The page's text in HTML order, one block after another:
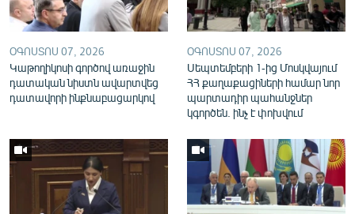
ՕԳՈՍՏՈՍ 07, 2026
Կաթողիկոսի գործով առաջին
դատական նիստն ավարտվեց
դատավորի ինքնաբացարկով
ՕԳՈՍՏՈՍ 07, 2026
Սեպտեմբերի 1-ից Մոսկվայում
ՀՀ քաղաքացիների համար նոր
պարտադիր պահանջներ
կգործեն. ինչ է փոխվում